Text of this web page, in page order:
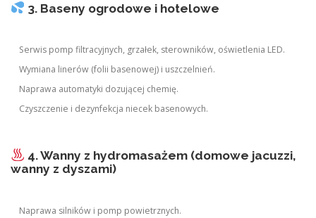
3. Baseny ogrodowe i hotelowe
Serwis pomp filtracyjnych, grzałek, sterowników, oświetlenia LED.
Wymiana linerów (folii basenowej) i uszczelnień.
Naprawa automatyki dozującej chemię.
Czyszczenie i dezynfekcja niecek basenowych.
4. Wanny z hydromasażem (domowe jacuzzi,
wanny z dyszami)
Naprawa silników i pomp powietrznych.